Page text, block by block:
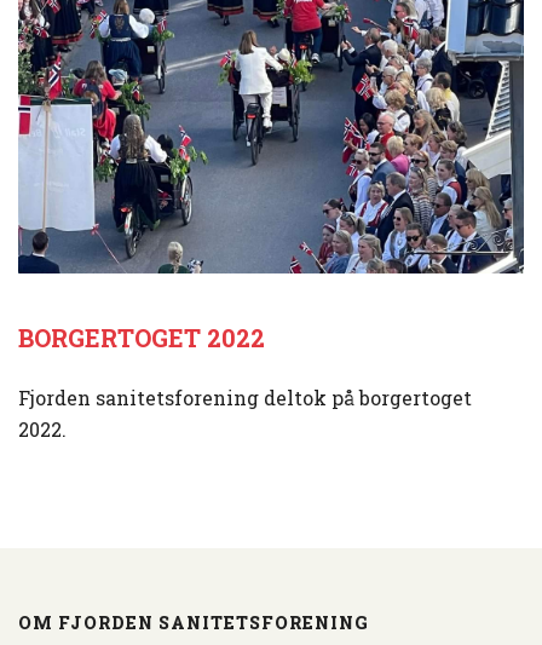
BORGERTOGET 2022
Fjorden sanitetsforening deltok på borgertoget
2022.
OM FJORDEN SANITETSFORENING